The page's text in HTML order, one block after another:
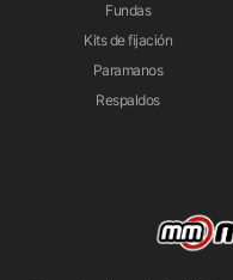
Fundas
Kits de fijación
Paramanos
Respaldos